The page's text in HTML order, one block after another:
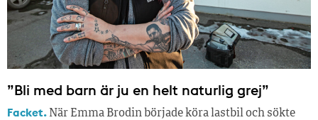
”Bli med barn är ju en helt naturlig grej”
Facket. När Emma Brodin började köra lastbil och sökte